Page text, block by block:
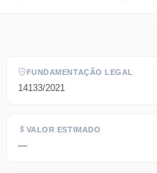
FUNDAMENTAÇÃO LEGAL
14133/2021
VALOR ESTIMADO
—